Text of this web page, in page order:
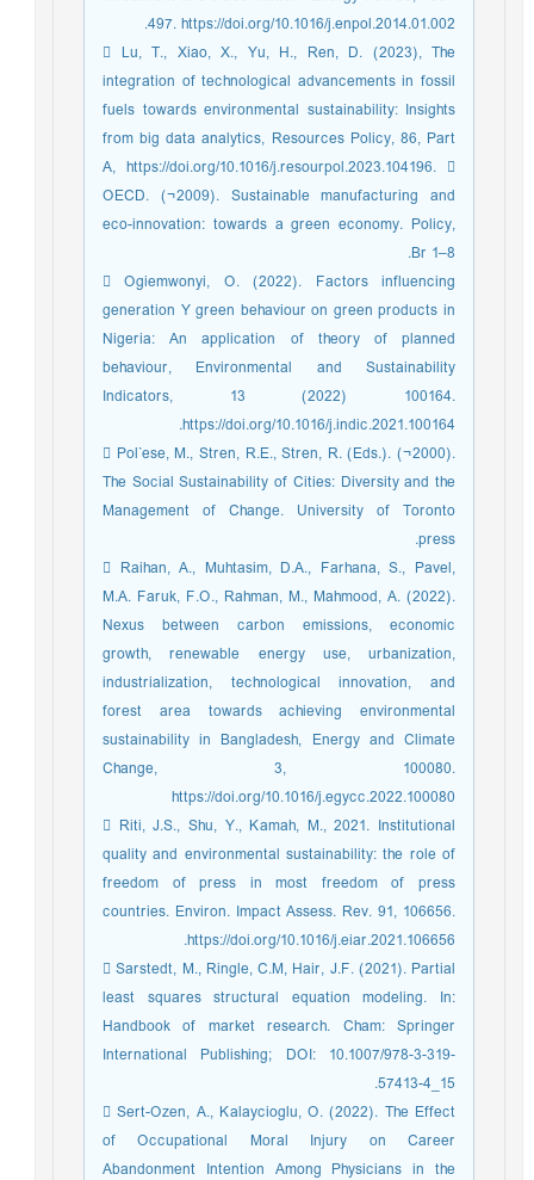
497. https://doi.org/10.1016/j.enpol.2014.01.002.
 Lu, T., Xiao, X., Yu, H., Ren, D. (2023), The
integration of technological advancements in fossil
fuels towards environmental sustainability: Insights
from big data analytics, Resources Policy, 86, Part
A, https://doi.org/10.1016/j.resourpol.2023.104196. 
OECD. (¬2009). Sustainable manufacturing and
eco-innovation: towards a green economy. Policy,
Br 1–8.
 Ogiemwonyi, O. (2022). Factors influencing
generation Y green behaviour on green products in
Nigeria: An application of theory of planned
behaviour, Environmental and Sustainability
Indicators, 13 (2022) 100164.
https://doi.org/10.1016/j.indic.2021.100164.
 Pol`ese, M., Stren, R.E., Stren, R. (Eds.). (¬2000).
The Social Sustainability of Cities: Diversity and the
Management of Change. University of Toronto
press.
 Raihan, A., Muhtasim, D.A., Farhana, S., Pavel,
M.A. Faruk, F.O., Rahman, M., Mahmood, A. (2022).
Nexus between carbon emissions, economic
growth, renewable energy use, urbanization,
industrialization, technological innovation, and
forest area towards achieving environmental
sustainability in Bangladesh, Energy and Climate
Change, 3, 100080.
https://doi.org/10.1016/j.egycc.2022.100080
 Riti, J.S., Shu, Y., Kamah, M., 2021. Institutional
quality and environmental sustainability: the role of
freedom of press in most freedom of press
countries. Environ. Impact Assess. Rev. 91, 106656.
https://doi.org/10.1016/j.eiar.2021.106656.
 Sarstedt, M., Ringle, C.M, Hair, J.F. (2021). Partial
least squares structural equation modeling. In:
Handbook of market research. Cham: Springer
International Publishing; DOI: 10.1007/978-3-319-
57413-4_15.
 Sert-Ozen, A., Kalaycioglu, O. (2022). The Effect
of Occupational Moral Injury on Career
Abandonment Intention Among Physicians in the